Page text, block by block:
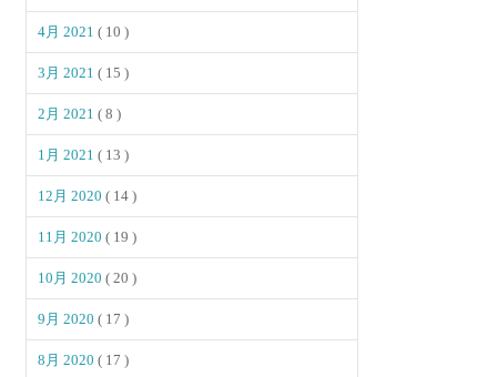
4月 2021( 10 )
3月 2021( 15 )
2月 2021( 8 )
1月 2021( 13 )
12月 2020( 14 )
11月 2020( 19 )
10月 2020( 20 )
9月 2020( 17 )
8月 2020( 17 )